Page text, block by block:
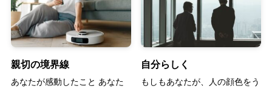
親切の境界線
あなたが感動したこと あなた
自分らしく
もしもあなたが、人の顔色をう